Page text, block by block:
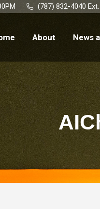
(787) 832-4040
About News